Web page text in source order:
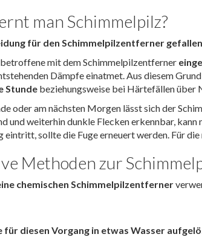
man Schimmelpilz?
für den Schimmelpilzentferner gefallen
mit dem Schimmelpilzentferner
Dämpfe einatmet. Aus diesem
Stunde beziehungsweise bei Härtefällen über
oder am nächsten Morgen lässt sich der
und weiterhin dunkle Flecken erkennbar,
eintritt, sollte die Fuge erneuert werden. Für die
Methoden zur
chemischen Schimmelpilzentferner
für diesen Vorgang in etwas Wasser